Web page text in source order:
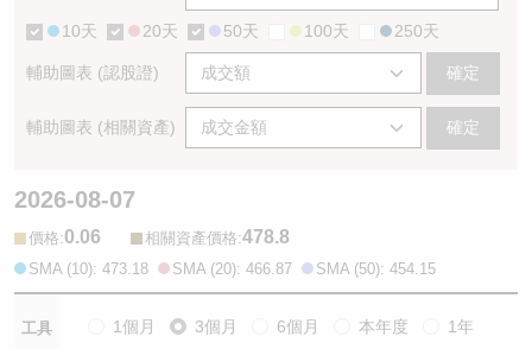
10天 20天 50天 100天 250天
輔助圖表 (認股證) 確定
輔助圖表 (相關資產) 確定
2026-08-07
價格:0.06 相關資產價格:478.8
SMA (10): 473.18 SMA (20): 466.87 SMA (50): 454.15
工具 1個月 3個月 6個月 本年度 1年